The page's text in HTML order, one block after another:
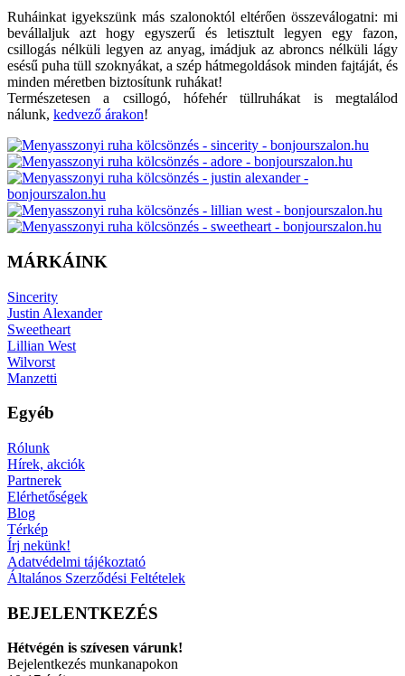
Ruháinkat igyekszünk más szalonoktól eltérően összeválogatni: mi
bevállaljuk azt hogy egyszerű és letisztult legyen egy fazon,
csillogás nélküli legyen az anyag, imádjuk az abroncs nélküli lágy
esésű puha tüll szoknyákat, a szép hátmegoldások minden fajtáját, és
minden méretben biztosítunk ruhákat!
Természetesen a csillogó, hófehér tüllruhákat is megtalálod
nálunk, kedvező árakon!
MÁRKÁINK
Sincerity
Justin Alexander
Sweetheart
Lillian West
Wilvorst
Manzetti
Egyéb
Rólunk
Hírek, akciók
Partnerek
Elérhetőségek
Blog
Térkép
Írj nekünk!
Adatvédelmi tájékoztató
Általános Szerződési Feltételek
BEJELENTKEZÉS
Hétvégén is szívesen várunk!
Bejelentkezés munkanapokon